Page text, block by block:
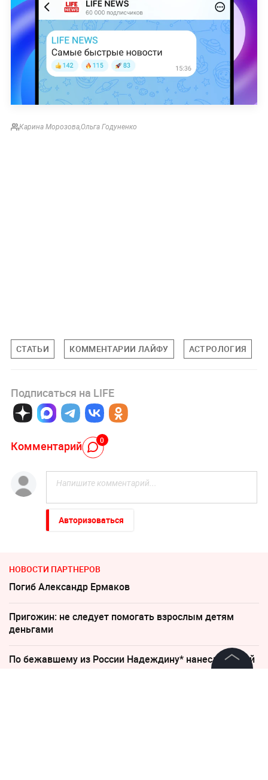
Карина Морозова,Ольга Годуненко
СТАТЬИ КОММЕНТАРИИ ЛАЙФУ АСТРОЛОГИЯ
Подписаться на LIFE
Комментарий 0
Авторизоваться
НОВОСТИ ПАРТНЕРОВ
Погиб Александр Ермаков
Пригожин: не следует помогать взрослым детям
деньгами
По бежавшему из России Надеждину* нанесли новый